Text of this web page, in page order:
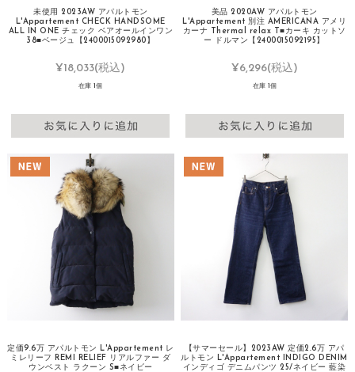
未使用 2023AW アパルトモン
L'Appartement CHECK HANDSOME
ALL IN ONE チェック ベアオールインワン
38■ベージュ【2400015092980】
¥18,033(税込)
在庫 1個
美品 2020AW アパルトモン
L'Appartement 別注 AMERICANA アメリ
カーナ Thermal relax T■カーキ カットソ
ー ドルマン【2400015092195】
¥6,296(税込)
在庫 1個
定価9.6万 アパルトモン L'Appartement レ
ミレリーフ REMI RELIEF リアルファー ダ
ウンベスト ラクーン S■ネイビー
【サマーセール】2023AW 定価2.6万 アパ
ルトモン L'Appartement INDIGO DENIM
インディゴ デニムパンツ 25/ネイビー 藍染